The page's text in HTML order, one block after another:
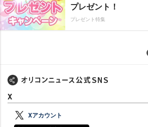
プレゼント！
プレゼント特集
X
Xアカウント